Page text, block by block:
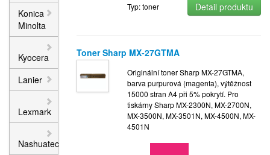
Konica
Minolta
Kyocera
Lanier
Lexmark
Nashuatec
Typ: toner
Detail produktu
Toner Sharp MX-27GTMA
Originální toner Sharp MX-27GTMA,
barva purpurová (magenta), výtěžnost
15000 stran A4 při 5% pokrytí. Pro
tiskárny Sharp MX-2300N, MX-2700N,
MX-3500N, MX-3501N, MX-4500N, MX-
4501N